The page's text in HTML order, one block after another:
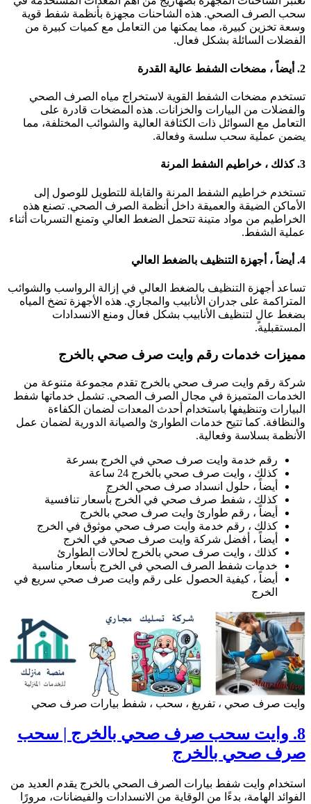
الصرف الصحي. هذه الشاحنات مجهزة بأنظمة شفط قوية
تخزين كبيرة، مما يمكنها من التعامل مع كميات كبيرة من
السائلة بشكل فعال.
مضخات الشفط القوية لاستخراج مياه الصرف الصحي
من البيارات والخزانات. هذه المضخات قادرة على
مع السوائل ذات الكثافة العالية والشوائب المختلفة، مما
عملية سحب سلسة وفعالة.
خراطيم الشفط المرنة والقابلة للتطويل للوصول إلى
الضيقة والعميقة داخل أنظمة الصرف الصحي. تصنع هذه
من مواد متينة تتحمل الضغط العالي وتمنع التسربات أثناء
الشفط.
أجهزة التنظيف بالضغط العالي في إزالة الرواسب والشوائب
على جدران الأنابيب والمجاري. هذه الأجهزة تضخ المياه
عالٍ لتنظيف الأنابيب بشكل فعال ومنع الانسدادات
خدمات رقم وايت صرف صحي بالخرج
رقم وايت صرف صحي بالخرج تقدم مجموعة متنوعة من
المتميزة في مجال الصرف الصحي. تشمل خدماتها شفط
وتنظيفها باستخدام أحدث المعدات لضمان الكفاءة
كما تتيح خدمات الطوارئ والصيانة الدورية لضمان عمل
بسلاسة وفعالية.
رقم خدمة وايت صرف صحي في الخرج بسرعة
كذلك ، وايت صرف صحي بالخرج 24 ساعة
أيضاً ، حلول انسداد صرف صحي الخرج
كذلك ، شفط صرف صحي في الخرج بأسعار تنافسية
أيضاً ، رقم طوارئ وايت صرف صحي بالخرج
كذلك ، رقم خدمة وايت صرف صحي موثوق في الخرج
أيضاً ، أفضل شركة وايت صرف صحي في الخرج
كذلك ، وايت صرف صحي بالخرج لحالات الطوارئ
خدمات شفط الصرف الصحي في الخرج بأسعار مناسبة
أيضاً ، كيفية الحصول على رقم وايت صرف صحي سريع في
الخرج
صرف صحي ، تفريغ ، سحب ، شفط بيارات صرف صحي
8. وايت سحب صرف صحي بالخرج | سحب
صحي بالخرج
وايت شفط بيارات الصرف الصحي بالخرج يقدم العديد من
الهامة، بدءًا من الوقاية من الانسدادات والفيضانات، مرورًا